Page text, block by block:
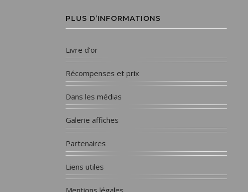
PLUS D’INFORMATIONS
Livre d’or
Récompenses et prix
Dans les médias
Galerie affiches
Partenaires
Liens utiles
Mentions légales